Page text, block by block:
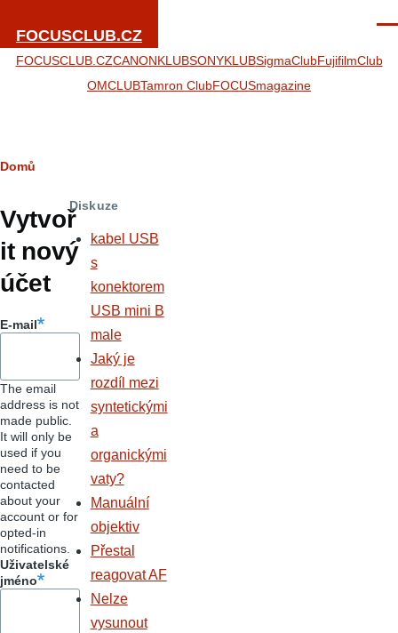
FOCUSCLUB.CZ
FOCUSCLUB.CZCANONKLUBSONYKLUBSigmaClubFujifilmClub
OMCLUBTamron ClubFOCUSmagazine
Hlavní
záložky
Drobečková
navigace
Domů
Vytvoř
it nový
účet
E-mail
The email
address is not
made public.
It will only be
used if you
need to be
contacted
about your
account or for
opted-in
notifications.
Uživatelské
jméno
Diskuze
kabel USB
s
konektorem
USB mini B
male
Jaký je
rozdíl mezi
syntetickými
a
organickými
vaty?
Manuální
objektiv
Přestal
reagovat AF
Nelze
vysunout